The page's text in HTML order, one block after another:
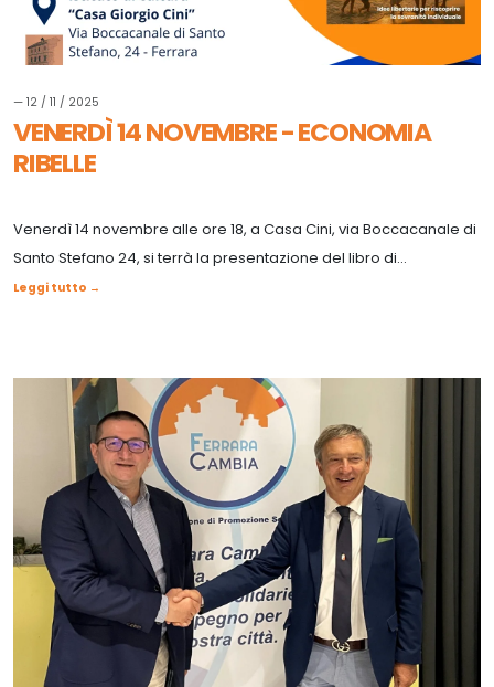
— 12 / 11 / 2025
VENERDÌ 14 NOVEMBRE - ECONOMIA
RIBELLE
Venerdì 14 novembre alle ore 18, a Casa Cini, via Boccacanale di
Santo Stefano 24, si terrà la presentazione del libro di...
Leggi tutto →